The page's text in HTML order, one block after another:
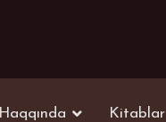
Haqqında Kitablar